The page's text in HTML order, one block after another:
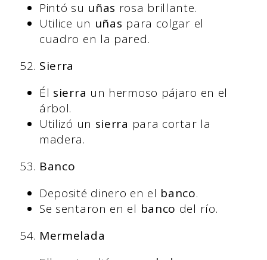
Pintó su uñas rosa brillante.
Utilice un uñas para colgar el
cuadro en la pared.
Sierra
Él sierra un hermoso pájaro en el
árbol.
Utilizó un sierra para cortar la
madera.
Banco
Deposité dinero en el banco.
Se sentaron en el banco del río.
Mermelada